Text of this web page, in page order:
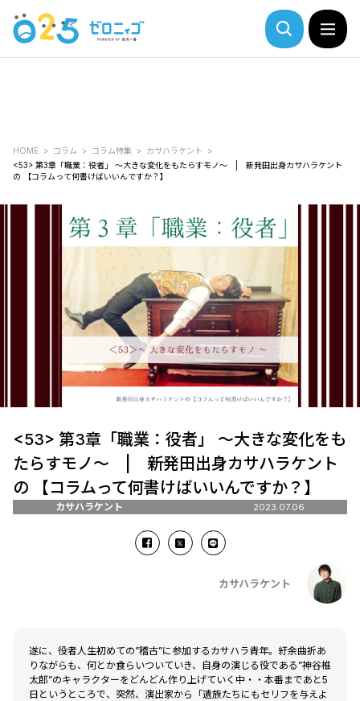
HOME コラム コラム特集
カサハラケント
<53> 第3章「職業：役者」 ～大きな変化をもたらすモノ～ | 新発田出身カサハラケント
の 【コラムって何書けばいいんですか？】
<53> 第3章「職業：役者」 ～大きな変化をも
たらすモノ～ | 新発田出身カサハラケント
の 【コラムって何書けばいいんですか？】
カサハラケント 2023.07.06
カサハラケント
遂に、役者人生初めての”稽古”に参加するカサハラ青年。紆余曲折あ
りながらも、何とか食らいついていき、自身の演じる役である”神谷椎
太郎”のキャラクターをどんどん作り上げていく中・・本番まであと5
日というところで、突然、演出家から「遺族たちにもセリフを与えよ